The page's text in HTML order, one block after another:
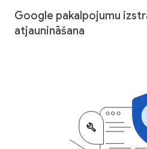
Google pakalpojumu
atjaunināšana